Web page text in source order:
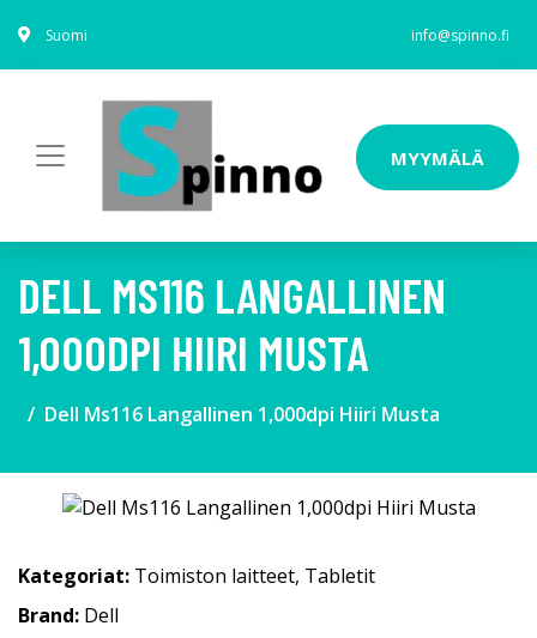
Suomi info@spinno.fi
MYYMÄLÄ
DELL MS116 LANGALLINEN
1,000DPI HIIRI MUSTA
Dell Ms116 Langallinen 1,000dpi Hiiri Musta
Kategoriat: Toimiston laitteet, Tabletit
Brand: Dell